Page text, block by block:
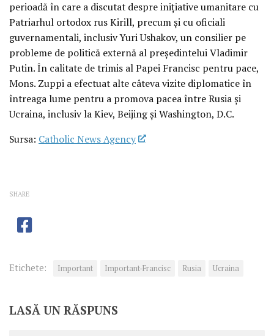
perioadă în care a discutat despre inițiative umanitare cu
Patriarhul ortodox rus Kirill, precum și cu oficiali
guvernamentali, inclusiv Yuri Ushakov, un consilier pe
probleme de politică externă al președintelui Vladimir
Putin. În calitate de trimis al Papei Francisc pentru pace,
Mons. Zuppi a efectuat alte câteva vizite diplomatice în
întreaga lume pentru a promova pacea între Rusia și
Ucraina, inclusiv la Kiev, Beijing și Washington, D.C.
Sursa: Catholic News Agency
SHARE
Etichete: Important Important-Francisc Rusia Ucraina
LASĂ UN RĂSPUNS